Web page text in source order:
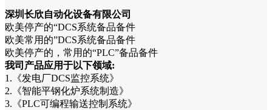
深圳长欣自动化设备有限公司
欧美停产的“DCS系统备品备件
欧美常用的”DCS系统备品备件
欧美停产的，常用的“PLC”备品备件
我司产品应用于以下领域:
1.《发电厂DCS监控系统》
2.《智能平钢化炉系统制造》
3.《PLC可编程输送控制系统》